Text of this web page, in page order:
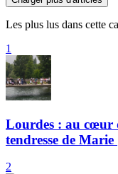
Les plus lus dans cette
1
Lourdes : au cœur
tendresse de Marie
2